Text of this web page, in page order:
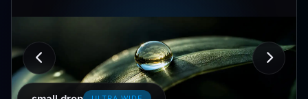
STANDARDS (4:3)